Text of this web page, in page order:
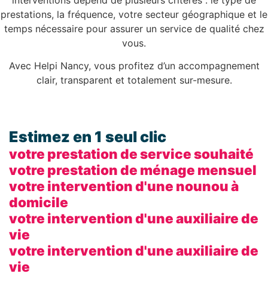
prestations, la fréquence, votre secteur géographique et le
temps nécessaire pour assurer un service de qualité chez
vous.
Avec Helpi Nancy, vous profitez d’un accompagnement
clair, transparent et totalement sur-mesure.
Estimez en 1 seul clic
votre prestation de service souhaité
votre prestation de ménage mensuel
votre intervention d'une nounou à
domicile
votre intervention d'une auxiliaire de
vie
votre intervention d'une auxiliaire de
vie